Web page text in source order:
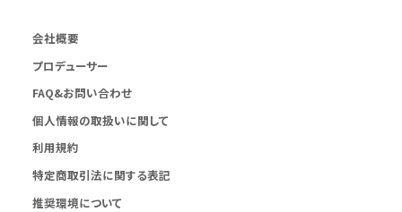
会社概要
プロデューサー
FAQ&お問い合わせ
個人情報の取扱いに関して
利用規約
特定商取引法に関する表記
推奨環境について